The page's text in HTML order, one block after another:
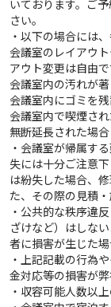
いております。ご
さい。
・以下の場合には
会議室のレイアウ
アウト変更は自由
会議室内の汚れが
会議室内にゴミを
会議室内で喫煙さ
無断延長された場
・会議室が帰属す
失には十分ご注意
は紛失した場合、
た、その際の見積
・公共的な秩序違
ざけなど）はしな
者に損害が生じた
・上記記載の行為
金対応等の損害が
・収容可能人数以